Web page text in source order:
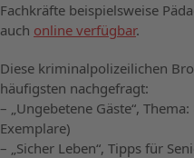
Fachkräfte beispielsweise
auch online verfügbar.
Diese kriminalpolizeilichen
häufigsten nachgefragt:
– „Ungebetene Gäste“,
Exemplare)
– „Sicher Leben“, Tipps für